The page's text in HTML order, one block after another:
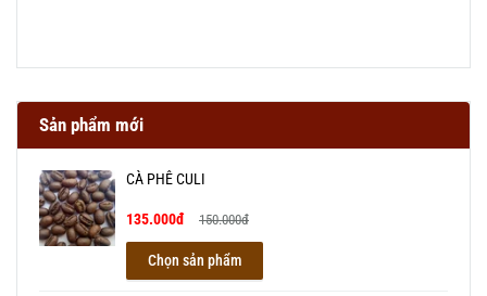
Sản phẩm mới
CÀ PHÊ CULI
135.000đ 150.000đ
Chọn sản phẩm